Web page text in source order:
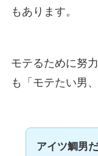
もあります。
モテるために努
も「モテたい男
アイツ鯛男